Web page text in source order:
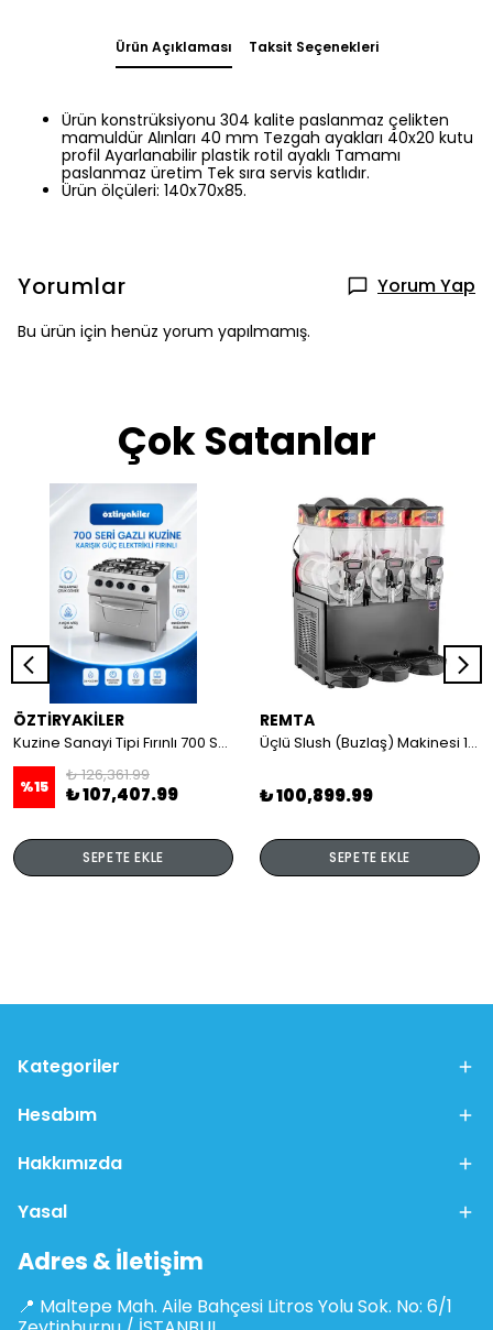
Ürün Açıklaması Taksit Seçenekleri
Ürün konstrüksiyonu 304 kalite paslanmaz çelikten
mamuldür Alınları 40 mm Tezgah ayakları 40x20 kutu
profil Ayarlanabilir plastik rotil ayaklı Tamamı
paslanmaz üretim Tek sıra servis katlıdır.
Ürün ölçüleri: 140x70x85.
Yorumlar Yorum Yap
Bu ürün için henüz yorum yapılmamış.
Çok Satanlar
ÖZTİRYAKİLER
Kuzine Sanayi Tipi Fırınlı 700 Seri Gazlı 4 Açık Ateş 80x70x85 (Lp)-2X6Kw+2X7,5Kw+6Kw Elektrikli Fırın
%15
₺ 126,361.99
₺ 107,407.99
SEPETE EKLE
REMTA
Üçlü Slush (Buzlaş) Makinesi 12+12+12 lt
₺ 100,899.99
SEPETE EKLE
Kategoriler
Hesabım
Hakkımızda
Yasal
Adres & İletişim
📍 Maltepe Mah. Aile Bahçesi Litros Yolu Sok. No: 6/1